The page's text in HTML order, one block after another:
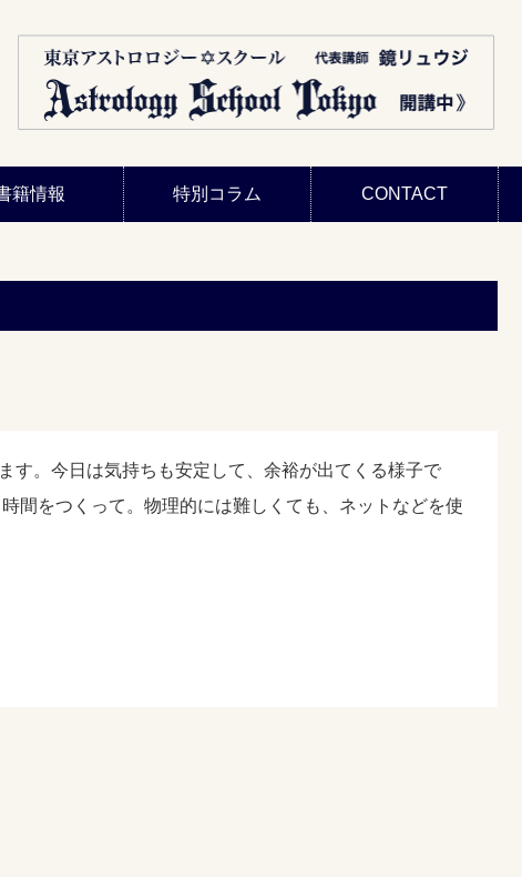
籍情報 特別コラム CONTACT
す。今日は気持ちも安定して、余裕が出てくる様子で
間をつくって。物理的には難しくても、ネットなどを使